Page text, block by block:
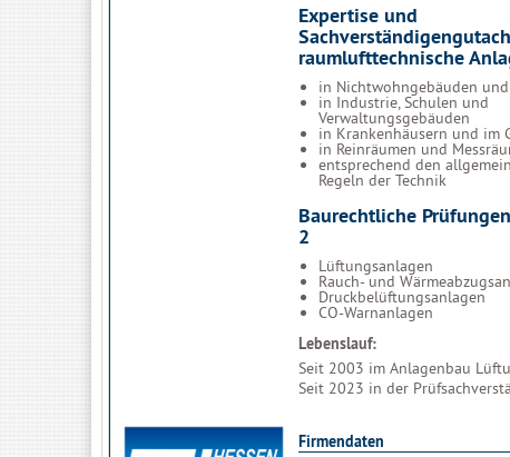
Expertise und
raumlufttechnische
in Nichtwohngebäuden
in Industrie, Schulen und
Verwaltungsgebäuden
in Krankenhäusern und im
in Reinräumen und
entsprechend den
Regeln der Technik
Baurechtliche
2
Lüftungsanlagen
Rauch- und
Druckbelüftungsanlagen
CO-Warnanlagen
Lebenslauf:
Seit 2003 im Anlagenbau
Seit 2023 in der
Firmendaten